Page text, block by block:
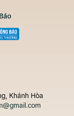
Khánh Hòa